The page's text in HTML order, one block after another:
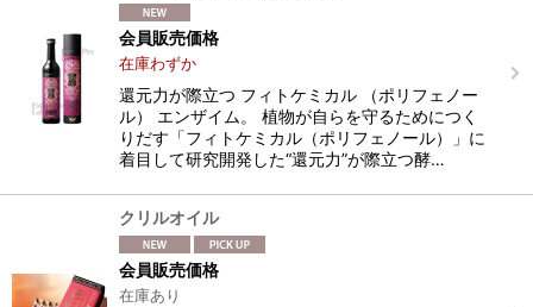
会員販売価格
在庫わずか
還元力が際立つ フィトケミカル （ポリフェノー
ル） エンザイム。 植物が自らを守るためにつく
りだす「フィトケミカル（ポリフェノール）」に
着目して研究開発した“還元力”が際立つ酵…
クリルオイル
会員販売価格
在庫あり